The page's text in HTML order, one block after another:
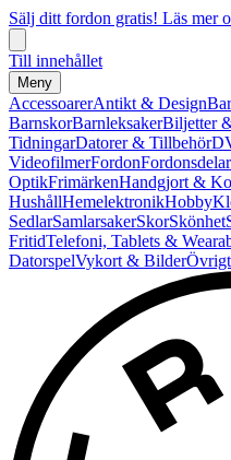
Sälj ditt fordon gratis! Läs mer
Till innehållet
Meny
AccessoarerAntikt & Design
BarnskorBarnleksakerBiljetter
TidningarDatorer & Tillbehör
VideofilmerFordon
OptikFrimärkenHandgjort &
HushållHemelektronikHobby
SedlarSamlarsakerSkorSkönhet
FritidTelefoni, Tablets &
DatorspelVykort & BilderÖvrigt